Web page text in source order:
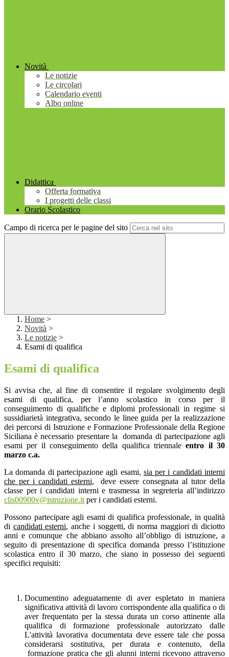
Novità
Le notizie
Le circolari
Calendario eventi
Albo online
Didattica
Offerta formativa
I progetti delle classi
Orario Scolastico
Campo di ricerca per le pagine del sito
Home >
Novità >
Le notizie >
Esami di qualifica
Esami di qualifica
Si avvisa che, al fine di consentire il regolare svolgimento degli
esami di qualifica, per l’anno scolastico in corso per il
conseguimento di qualifiche e diplomi professionali in regime si
sussidiarietà integrativa, secondo le linee guida per la realizzazione
dei percorsi di Istruzione e Formazione Professionale della Regione
Siciliana è necessario presentare la domanda di partecipazione agli
esami per il conseguimento della qualifica triennaleentro il 30
marzo c.a.
La domanda di partecipazione agli esami, sia per i candidati interni
che per i candidati esterni, deve essere consegnata al tutor della
classe per i candidati interni e trasmessa in segreteria all’indirizzo
clis00900v@istruzione.it per i candidati esterni.
Possono partecipare agli esami di qualifica professionale, in qualità
di candidati esterni, anche i soggetti, di norma maggiori di diciotto
anni e comunque che abbiano assolto all’obbligo di istruzione, a
seguito di presentazione di specifica domanda presso l’istituzione
scolastica entro il 30 marzo, che siano in possesso dei seguenti
specifici requisiti:
Documentino adeguatamente di aver espletato in maniera
significativa attività di lavoro corrispondente alla qualifica o di
aver frequentato per la stessa durata un corso attinente alla
qualifica di formazione professionale autorizzato dalle
L'attività lavorativa documentata deve essere tale che possa
considerarsi sostitutiva, per durata e contenuto, della
formazione pratica che gli alunni interni ricevono attraverso